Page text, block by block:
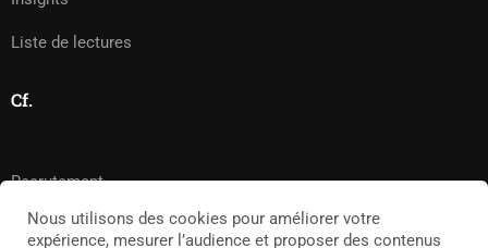
Liste de lectures
Cf.
Recrutement
Presse
Nous utilisons des cookies pour améliorer votre
expérience, mesurer l’audience et proposer des contenus